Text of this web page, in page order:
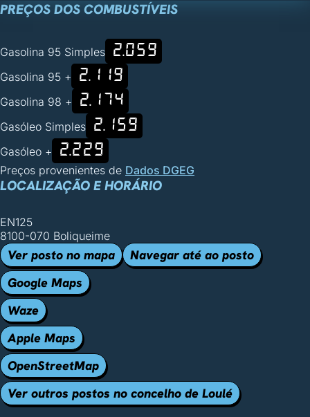
PREÇOS DOS COMBUSTÍVEIS
Gasolina 95 Simples 2.059
Gasolina 95 + 2.119
Gasolina 98 + 2.174
Gasóleo Simples 2.159
Gasóleo + 2.229
Preços provenientes de Dados DGEG
LOCALIZAÇÃO E HORÁRIO
EN125
8100-070 Boliqueime
Ver posto no mapa
Navegar até ao posto
Google Maps
Waze
Apple Maps
OpenStreetMap
Ver outros postos no concelho de Loulé